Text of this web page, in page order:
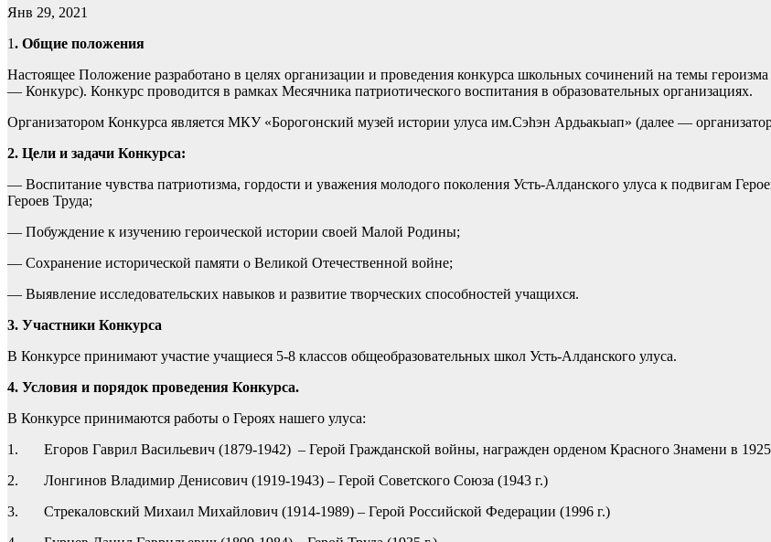
Янв 29, 2021
1. Общие положения
Настоящее Положение разработано в целях организации и проведения конкурса школьных сочинений на темы
— Конкурс). Конкурс проводится в рамках Месячника патриотического воспитания в образовательных организациях.
Организатором Конкурса является МКУ «Борогонский музей истории улуса им.Сэһэн Ардьакыап» (далее —
2. Цели и задачи Конкурса:
— Воспитание чувства патриотизма, гордости и уважения молодого поколения Усть-Алданского улуса к подвигам
Героев Труда;
— Побуждение к изучению героической истории своей Малой Родины;
— Сохранение исторической памяти о Великой Отечественной войне;
— Выявление исследовательских навыков и развитие творческих способностей учащихся.
3. Участники Конкурса
В Конкурсе принимают участие учащиеся 5-8 классов общеобразовательных школ Усть-Алданского улуса.
4. Условия и порядок проведения Конкурса.
В Конкурсе принимаются работы о Героях нашего улуса:
1. Егоров Гаврил Васильевич (1879-1942) – Герой Гражданской войны, награжден орденом Красного Знамени в 1925
2. Лонгинов Владимир Денисович (1919-1943) – Герой Советского Союза (1943 г.)
3. Стрекаловский Михаил Михайлович (1914-1989) – Герой Российской Федерации (1996 г.)